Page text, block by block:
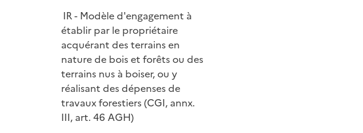
IR - Modèle d'engagement à
établir par le propriétaire
acquérant des terrains en
nature de bois et forêts ou des
terrains nus à boiser, ou y
réalisant des dépenses de
travaux forestiers (CGI, annx.
III, art. 46 AGH)